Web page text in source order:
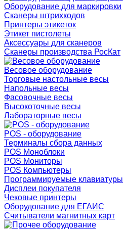
Оборудование для маркировки
Сканеры штрихкодов
Принтеры этикеток
Этикет пистолеты
Аксессуары для сканеров
Сканеры производства РосКат
Весовое оборудование
Торговые настольные весы
Напольные весы
Фасовочные весы
Высокоточные весы
Лабораторные весы
POS - оборудование
Терминалы сбора данных
POS Моноблоки
POS Мониторы
POS Компьютеры
Программируемые клавиатуры
Дисплеи покупателя
Чековые принтеры
Оборудование для ЕГАИС
Считыватели магнитных карт